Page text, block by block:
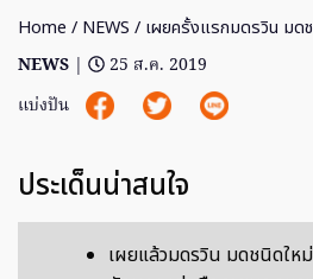
Home / NEWS / เผยครั้งแรกมดรวิน มด
NEWS |
25 ส.ค. 2019
แบ่งปัน
ประเด็นน่าสนใจ
เผยแล้วมดรวิน มดชนิดใ